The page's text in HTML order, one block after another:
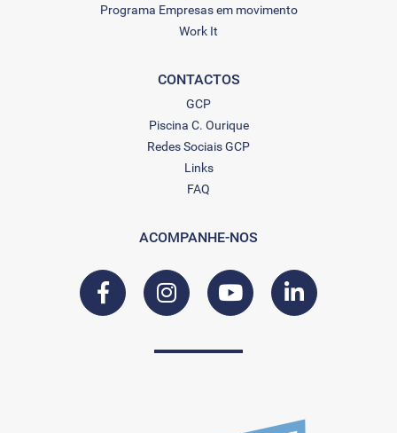
Programa Empresas em movimento
Work It
CONTACTOS
GCP
Piscina C. Ourique
Redes Sociais GCP
Links
FAQ
ACOMPANHE-NOS